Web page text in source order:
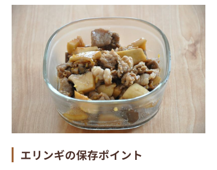
エリンギの保存ポイント